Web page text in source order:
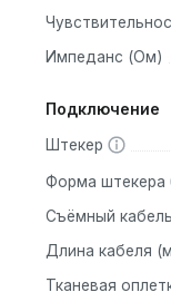
выбрать наушники
внимание
выдающейся
Импеданс (Ом)
Подключение
Штекер
Форма штекера
Съёмный кабель
Длина кабеля
Тканевая